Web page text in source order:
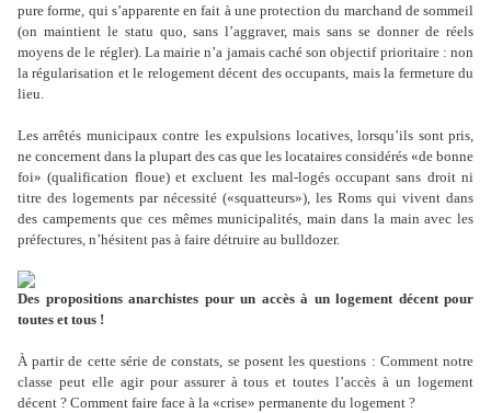
pure forme, qui s’apparente en fait à une protection du marchand de sommeil
(on maintient le statu quo, sans l’aggraver, mais sans se donner de réels
moyens de le régler). La mairie n’a jamais caché son objectif prioritaire : non
la régularisation et le relogement décent des occupants, mais la fermeture du
lieu.
Les arrêtés municipaux contre les expulsions locatives, lorsqu’ils sont pris,
ne concernent dans la plupart des cas que les locataires considérés «de bonne
foi» (qualification floue) et excluent les mal-logés occupant sans droit ni
titre des logements par nécessité («squatteurs»), les Roms qui vivent dans
des campements que ces mêmes municipalités, main dans la main avec les
préfectures, n’hésitent pas à faire détruire au bulldozer.
Des propositions anarchistes pour un accès à un logement décent pour
toutes et tous !
À partir de cette série de constats, se posent les questions : Comment notre
classe peut elle agir pour assurer à tous et toutes l’accès à un logement
décent ? Comment faire face à la «crise» permanente du logement ?